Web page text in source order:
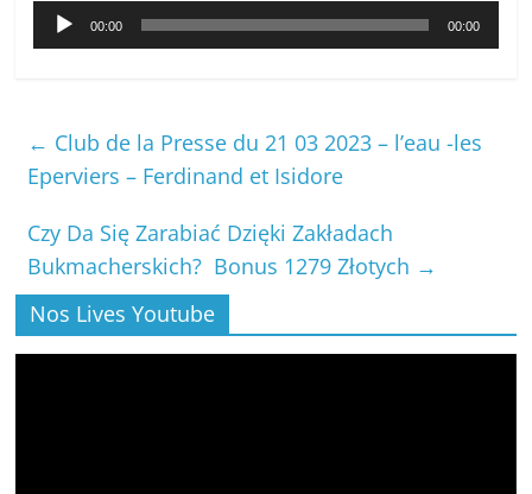
Lecteur
audio
00:00 00:00
← Club de la Presse du 21 03 2023 – l’eau -les
Eperviers – Ferdinand et Isidore
Czy Da Się Zarabiać Dzięki Zakładach
Bukmacherskich? ️ Bonus 1279 Złotych →
Nos Lives Youtube